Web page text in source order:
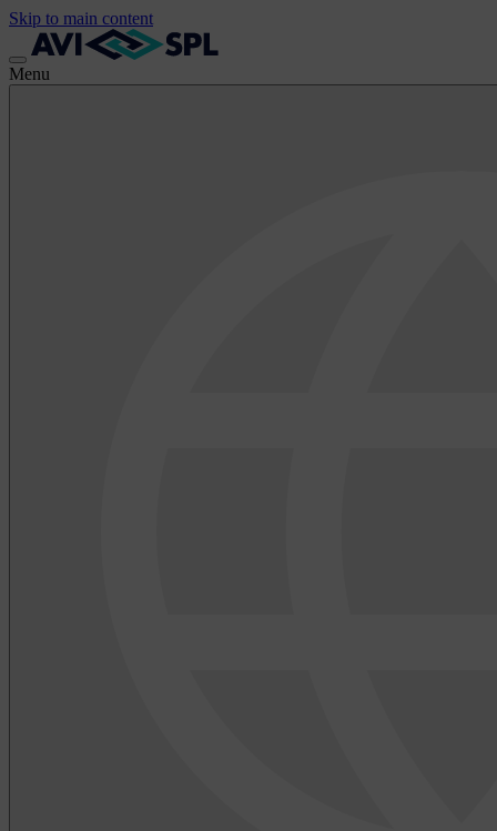
Skip to main content
Menu